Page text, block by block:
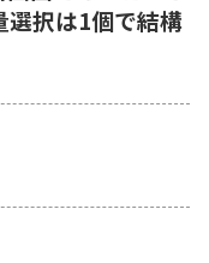
選択は1個で結構